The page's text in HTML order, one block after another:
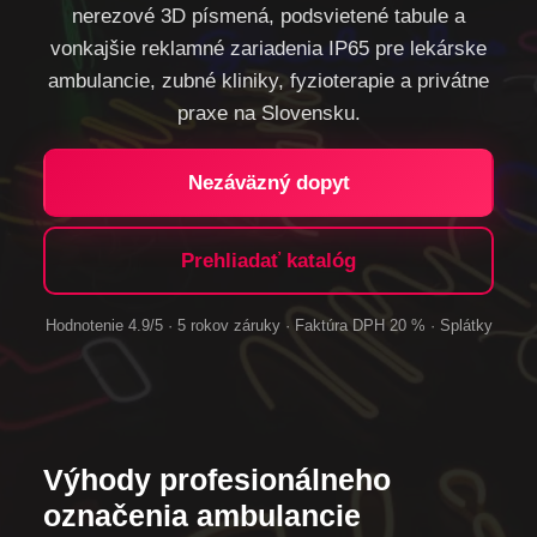
nerezové 3D písmená, podsvietené tabule a
vonkajšie reklamné zariadenia IP65 pre lekárske
ambulancie, zubné kliniky, fyzioterapie a privátne
praxe na Slovensku.
Nezáväzný dopyt
Prehliadať katalóg
Hodnotenie 4.9/5 · 5 rokov záruky · Faktúra DPH 20 % · Splátky
Výhody profesionálneho
označenia ambulancie